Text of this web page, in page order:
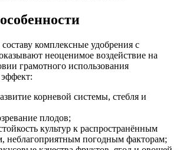
комплексные удобрения с
неоценимое воздействие на
грамотного использования
корневой системы, стебля и
плодов;
культур к распространённым
неблагоприятным погодным факторам;